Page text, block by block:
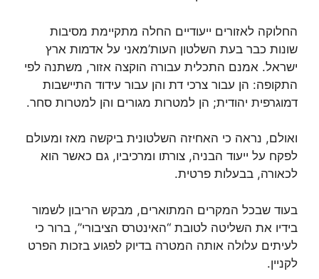
החלוקה לאזורים ייעודיים החלה מתקיימת מסיבות
שונות כבר בעת השלטון העות’מאני על אדמות ארץ
ישראל. אמנם התכלית עבורה הוקצה אזור, משתנה לפי
התקופה: הן עבור צרכי דת והן עבור עידוד התיישבות
דמוגרפית יהודית; הן למטרות מגורים והן למטרות סחר.
ואולם, נראה כי האחיזה השלטונית ביקשה מאז ומעולם
לפקח על ייעוד הבניה, צורתו ומרכיביו, גם כאשר הוא
לכאורה, בבעלות פרטית.
בעוד שבכל המקרים המתוארים, מבקש הריבון לשמור
בידיו את השליטה לטובת “האינטרס הציבורי”, ברור כי
לעיתים עלולה אותה המטרה בדיוק לפגוע בזכות הפרט
לקניין.